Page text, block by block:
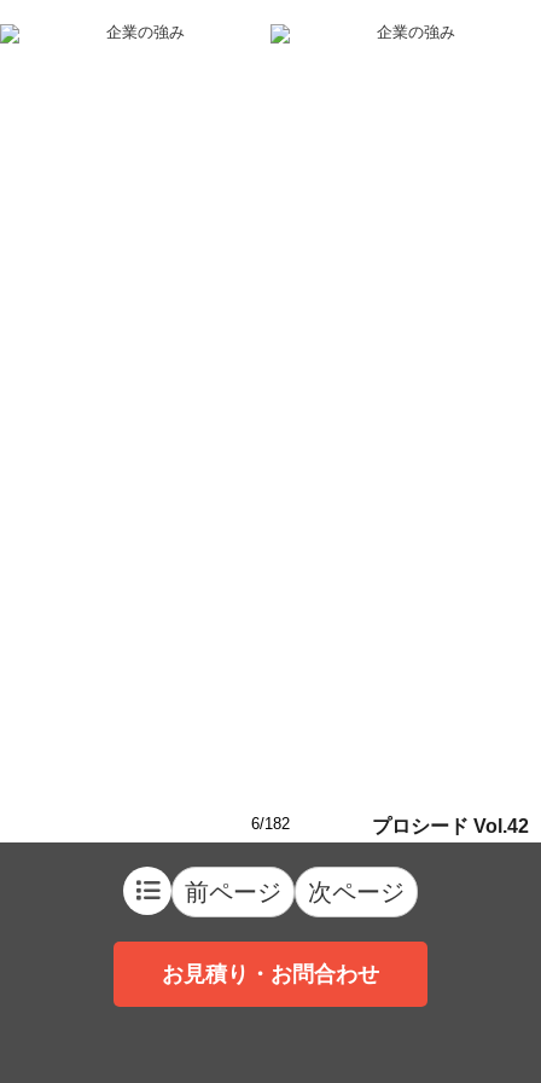
6/182 プロシード Vol.42
前ページ 次ページ
お見積り・お問合わせ